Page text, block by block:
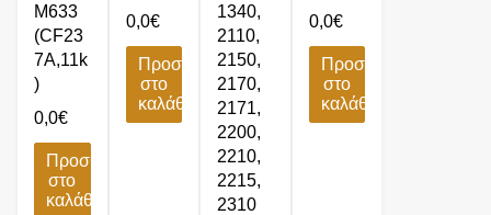
M633
(CF23
7A,11k
)
0,0€
Προσθήκη
στο
καλάθι
0,0€
Προσθήκη
στο
καλάθι
1340,
2110,
2150,
2170,
2171,
2200,
2210,
2215,
2310
0,0€
Προσθήκη
στο
καλάθι